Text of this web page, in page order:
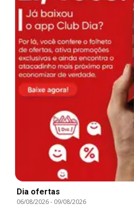
Dia ofertas
06/08/2026- 09/08/2026